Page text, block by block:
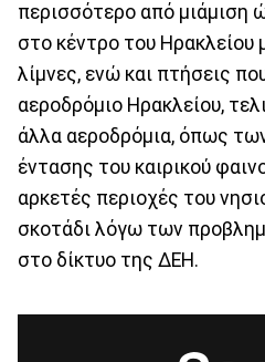
περισσότερο από μιάμιση
στο κέντρο του Ηρακλείου
λίμνες, ενώ και πτήσεις
αεροδρόμιο Ηρακλείου,
άλλα αεροδρόμια, όπως
έντασης του καιρικού
αρκετές περιοχές του
σκοτάδι λόγω των
στο δίκτυο της ΔΕΗ.